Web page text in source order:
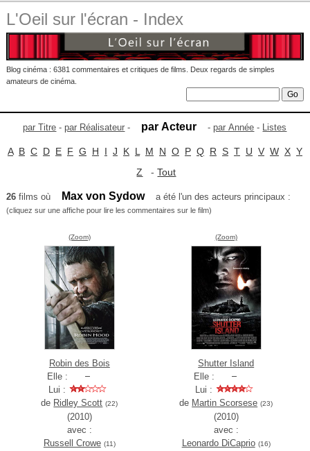
L'Oeil sur l'écran - Index
Blog cinéma : 6381 commentaires et critiques de films. Deux regards de simples
amateurs de cinéma.
par Titre -par Réalisateur - par Acteur -par Année - Listes
A B C D E F G H I J K L M N O P Q R S T U V W X Y
Z -Tout
26films où Max von Sydow a été l'un des acteurs principaux :
(cliquez sur une affiche pour lire les commentaires sur le film)
(Zoom)
Robin des Bois
Elle :
Lui :
de Ridley Scott (22)
(2010)
avec :
Russell Crowe (11)
(Zoom)
Shutter Island
Elle :
Lui :
de Martin Scorsese (23)
(2010)
avec :
Leonardo DiCaprio (16)